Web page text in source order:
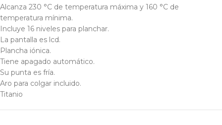
Alcanza 230 °C de temperatura máxima y 160 °C de
temperatura mínima.
Incluye 16 niveles para planchar.
La pantalla es lcd.
Plancha iónica.
Tiene apagado automático.
Su punta es fría.
Aro para colgar incluido.
Titanio